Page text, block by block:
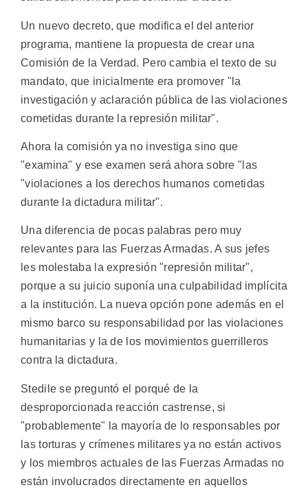
Un nuevo decreto, que modifica el del anterior
programa, mantiene la propuesta de crear una
Comisión de la Verdad. Pero cambia el texto de su
mandato, que inicialmente era promover "la
investigación y aclaración pública de las violaciones
cometidas durante la represión militar".
Ahora la comisión ya no investiga sino que
"examina" y ese examen será ahora sobre "las
"violaciones a los derechos humanos cometidas
durante la dictadura militar".
Una diferencia de pocas palabras pero muy
relevantes para las Fuerzas Armadas. A sus jefes
les molestaba la expresión "represión militar",
porque a su juicio suponía una culpabilidad implícita
a la institución. La nueva opción pone además en el
mismo barco su responsabilidad por las violaciones
humanitarias y la de los movimientos guerrilleros
contra la dictadura.
Stedile se preguntó el porqué de la
desproporcionada reacción castrense, si
"probablemente" la mayoría de lo responsables por
las torturas y crímenes militares ya no están activos
y los miembros actuales de las Fuerzas Armadas no
están involucrados directamente en aquellos